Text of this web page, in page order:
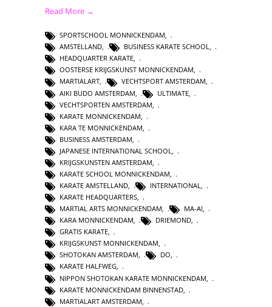
Read More →
SPORTSCHOOL MONNICKENDAM,
AMSTELLAND, BUSINESS KARATE SCHOOL,
HEADQUARTER KARATE,
OOSTERSE KRIJGSKUNST MONNICKENDAM,
MARTIALART, VECHTSPORT AMSTERDAM,
AIKI BUDO AMSTERDAM
ULTIMATE
VECHTSPORTEN AMSTERDAM
KARATE MONNICKENDAM
KARA TE MONNICKENDAM
BUSINESS AMSTERDAM
JAPANESE INTERNATIONAL SCHOOL
KRIJGSKUNSTEN AMSTERDAM
KARATE SCHOOL MONNICKENDAM
KARATE AMSTELLAND, INTERNATIONAL,
KARATE HEADQUARTERS,
MARTIAL ARTS MONNICKENDAM, MA-AI,
KARA MONNICKENDAM, DRIEMOND,
GRATIS KARATE,
KRIJGSKUNST MONNICKENDAM,
SHOTOKAN AMSTERDAM, DO,
KARATE HALFWEG,
NIPPON SHOTOKAN KARATE MONNICKENDAM
KARATE MONNICKENDAM BINNENSTAD
MARTIALART AMSTERDAM